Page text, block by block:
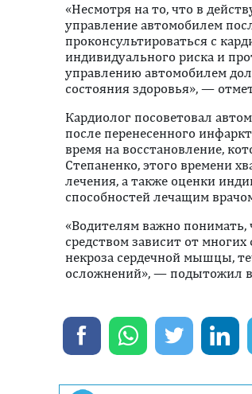
«Несмотря на то, что в
управление автомобилем
проконсультироваться с
индивидуального риска и
управлению автомобилем
состояния здоровья», —
Кардиолог посоветовал
после перенесенного
время на восстановление,
Степаненко, этого времени
лечения, а также оценки
способностей лечащим
«Водителям важно
средством зависит от
некроза сердечной мышцы,
осложнений», — подытожил